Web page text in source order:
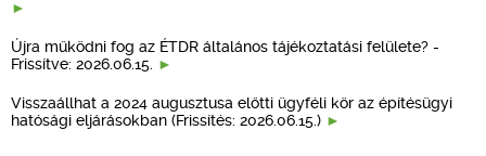
Újra működni fog az ÉTDR általános tájékoztatási felülete? -
Frissítve: 2026.06.15.
Visszaállhat a 2024 augusztusa előtti ügyféli kör az építésügyi
hatósági eljárásokban (Frissítés: 2026.06.15.)